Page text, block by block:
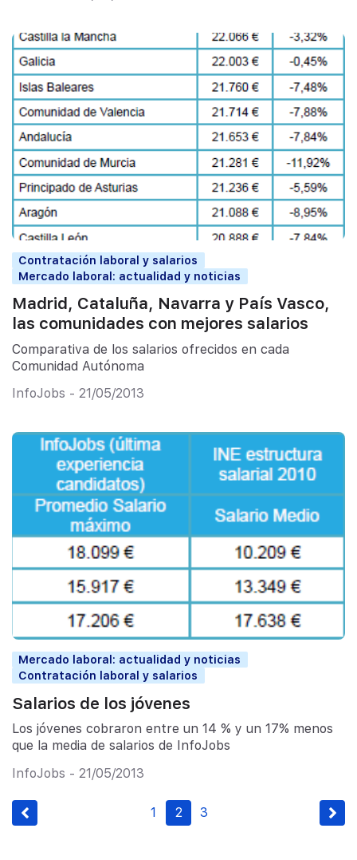
Contratación laboral y salarios
Mercado laboral: actualidad y noticias
Madrid, Cataluña, Navarra y País Vasco,
las comunidades con mejores salarios
Comparativa de los salarios ofrecidos en cada
Comunidad Autónoma
InfoJobs - 21/05/2013
Mercado laboral: actualidad y noticias
Contratación laboral y salarios
Salarios de los jóvenes
Los jóvenes cobraron entre un 14 % y un 17% menos
que la media de salarios de InfoJobs
InfoJobs - 21/05/2013
1 2 3